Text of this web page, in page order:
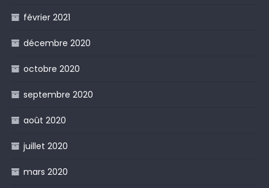
février 2021
décembre 2020
octobre 2020
septembre 2020
août 2020
juillet 2020
mars 2020